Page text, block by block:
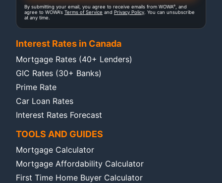
By submitting your email, you agree to receive emails from WOWA®
, and
agree to WOWA's Terms of Service and Privacy Policy . You can unsubscribe
at any time.
Interest Rates in Canada
Mortgage Rates (40+ Lenders)
GIC Rates (30+ Banks)
Prime Rate
Car Loan Rates
Interest Rates Forecast
TOOLS AND GUIDES
Mortgage Calculator
Mortgage Affordability Calculator
First Time Home Buyer Calculator